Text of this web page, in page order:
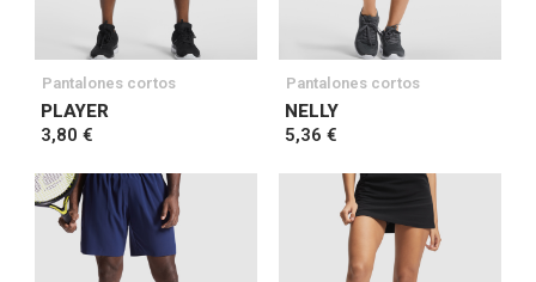
Pantalones cortos
PLAYER
3,80 €
Pantalones cortos
NELLY
5,36 €